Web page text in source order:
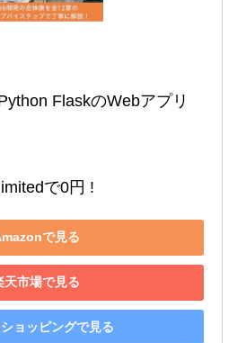
FlaskのWebアプリ
で0円 !
で見る
天市場で見る
ョッピングで見る